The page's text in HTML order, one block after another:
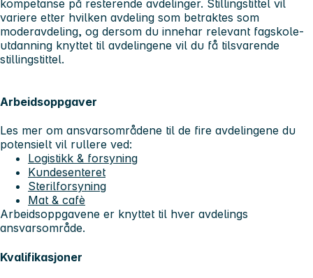
kompetanse på resterende avdelinger. Stillingstittel vil
variere etter hvilken avdeling som betraktes som
moderavdeling, og dersom du innehar relevant fagskole-
utdanning knyttet til avdelingene vil du få tilsvarende
stillingstittel.
Arbeidsoppgaver
Les mer om ansvarsområdene til de fire avdelingene du
potensielt vil rullere ved:
Logistikk & forsyning
Kundesenteret
Sterilforsyning
Mat & cafè
Arbeidsoppgavene er knyttet til hver avdelings
ansvarsområde.
Kvalifikasjoner